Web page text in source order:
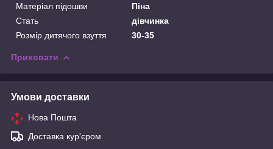
Матеріал підошви
Піна
Стать
дівчинка
Розмір дитячого взуття
30-35
Приховати
Умови доставки
Нова Пошта
Доставка кур'єром